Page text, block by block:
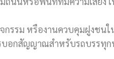
กรรม หรืองานควบคุมฝูงชน
บอกสัญญาณสำหรับรถบรรทุ